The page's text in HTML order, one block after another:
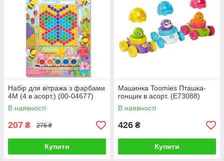
Набір для вітража з фарбами
4M (4 в асорт.) (00-04677)
В наявності
207 ₴ 276 ₴
Купити
Машинка Toomies Пташка-
гонщик в асорт. (E73088)
В наявності
426 ₴
Купити